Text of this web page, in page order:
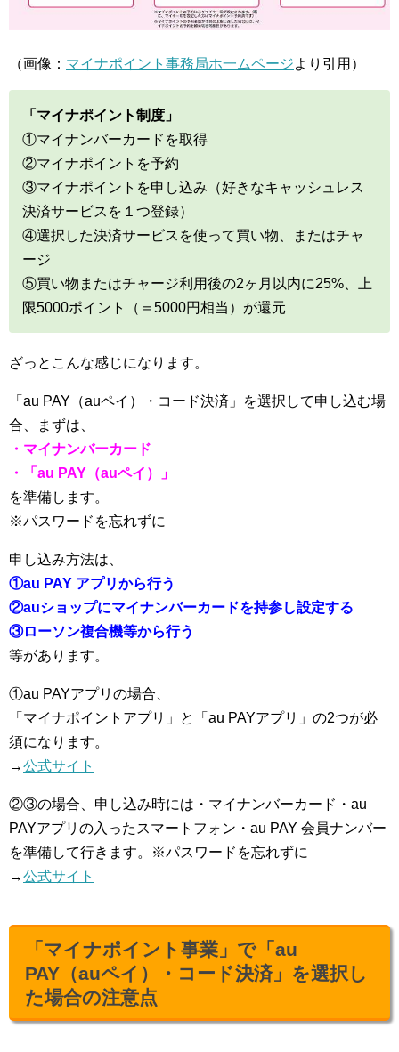
（画像： マイナポイント事務局ホ一ムページより引用）
「マイナポイント制度」
①マイナンバーカードを取得
②マイナポイントを予約
③マイナポイントを申し込み（好きなキャッシュレス
決済サービスを１つ登録）
④選択した決済サービスを使って買い物、またはチャ
ージ
⑤買い物またはチャージ利用後の2ヶ月以内に25%、上
限5000ポイント（＝5000円相当）が還元
ざっとこんな感じになります。
「au PAY（auペイ）・コード決済」を選択して申し込む場
合、まずは、
・マイナンバーカード
・「au PAY（auペイ）」
を準備します。
※パスワードを忘れずに
申し込み方法は、
①au PAY アプリから行う
②auショップにマイナンバーカードを持参し設定する
③ローソン複合機等から行う
等があります。
①au PAYアプリの場合、
「マイナポイントアプリ」と「au PAYアプリ」の2つが必
須になります。
→公式サイト
②③の場合、申し込み時には・マイナンバーカード・au
PAYアプリの入ったスマートフォン・au PAY 会員ナンバー
を準備して行きます。※パスワードを忘れずに
→公式サイト
「マイナポイント事業」で「au
PAY（auペイ）・コード決済」を選択し
た場合の注意点